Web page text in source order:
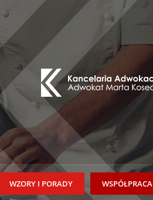
WSPÓŁPRACA
WZORY I PORADY